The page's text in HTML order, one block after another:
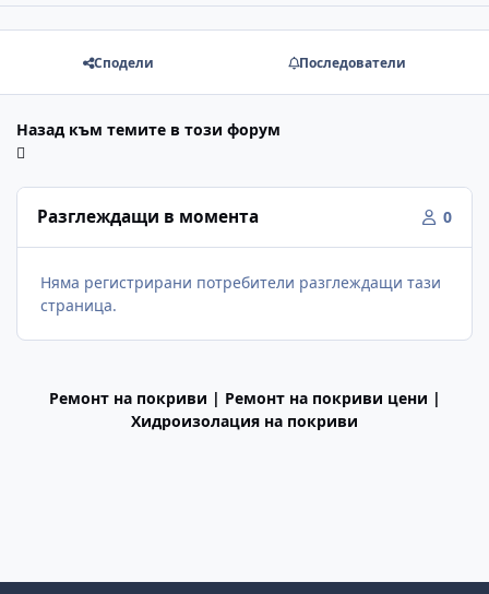
Сподели Последователи
Назад към темите в този форум
Разглеждащи в момента 0
Няма регистрирани потребители разглеждащи тази
страница.
Ремонт на покриви | Ремонт на покриви цени |
Хидроизолация на покриви